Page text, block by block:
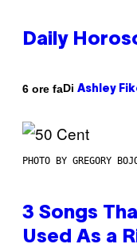
Daily
6 ore faDi Ashley
PHOTO BY GREGORY
3 Songs
Used As a